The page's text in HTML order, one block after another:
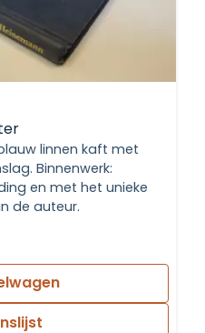
linnen kaft met
Binnenwerk:
en met het unieke
de auteur.